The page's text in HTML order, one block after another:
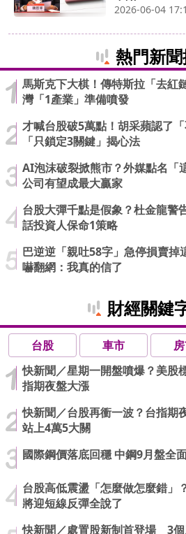
2026-06-04
熱門新
馬斯克下大棋！傳特斯拉「去
灣「1產業」準備噴發
才喊台股破5萬點！胡采蘋認了
「只鎖定3關鍵」揭心法
AI泡沫破裂掀熊市？外媒點名
公司有望成最大贏家
台股大彈千點是假象？杜金龍
話投資人保命1策略
巴逆逆「親吐58字」急停損賣掉
嚇翻網：我真的信了
財經關鍵
台股 車市
快新聞／星期一開盤噴爆？美
指期夜盤大漲
快新聞／台股再衝一波？台指期
站上4萬5大關
國際鋼價落底回穩 中鋼9月盤全
台股高低震盪「怎麼做怎麼錯」
將迎短線反彈全說了
快新聞／處置股新制首登場 3